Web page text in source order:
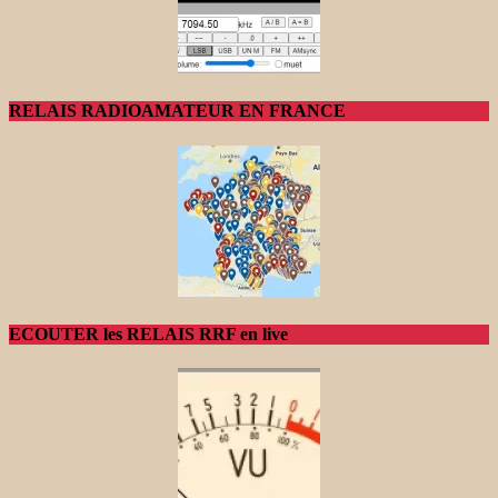
RELAIS RADIOAMATEUR EN FRANCE
ECOUTER les RELAIS RRF en live